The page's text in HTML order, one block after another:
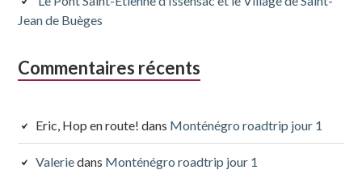
Jean de Buèges
Commentaires récents
Eric, Hop en route! dans Monténégro roadtrip jour 1
Valeriedans Monténégro roadtrip jour 1